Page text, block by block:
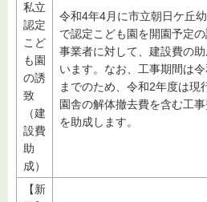
私立
認定
こど
も園
の誘
致
（建
設費
助
成）
令和4年4月に市立朝日ケ丘
で認定こども園を開園予定
事業者に対して、建設費の
います。なお、工事期間は
までのため、令和2年度は現
園舎の解体撤去費を含む工
を助成します。
【新